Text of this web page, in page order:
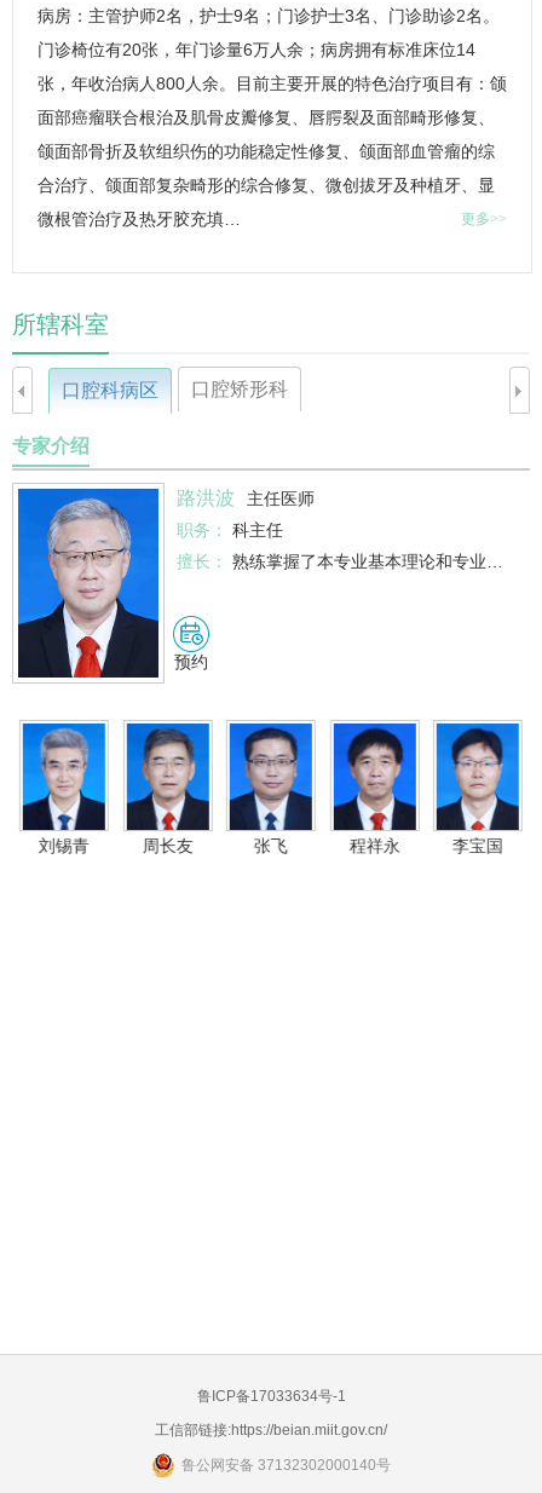
病房：主管护师2名，护士9名；门诊护士3名、门诊助诊2名。
门诊椅位有20张，年门诊量6万人余；病房拥有标准床位14
张，年收治病人800人余。目前主要开展的特色治疗项目有：颌
面部癌瘤联合根治及肌骨皮瓣修复、唇腭裂及面部畸形修复、
颌面部骨折及软组织伤的功能稳定性修复、颌面部血管瘤的综
合治疗、颌面部复杂畸形的综合修复、微创拔牙及种植牙、显
微根管治疗及热牙胶充填…
更多>>
所辖科室
口腔科病区 口腔矫形科
专家介绍
路洪波
主任医师
职务：
科主任
擅长：
熟练掌握了本专业基本理论和专业知识，熟悉相关学科知识，较全面了解本专业国内外已开展的疾病诊疗理论和技术，并能将最新技术成果应用与临床实践，对口腔颌面常见病、多发…
预约
刘锡青 周长友 张飞 程祥永 李宝国
鲁ICP备17033634号-1
工信部链接:https://beian.miit.gov.cn/
鲁公网安备 37132302000140号